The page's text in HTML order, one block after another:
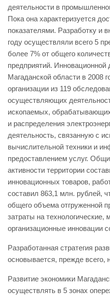
деятельности в
Пока она характеризуется
показателями. Разработку и
году осуществляли всего 5
более 7% от общего
предприятий. Инновационной
Магаданской области в 2008
организации из 119
осуществляющих
ископаемых,
и распределения
деятельность, связанную с
вычислительной техники и
предоставлением услуг.
активности территории
инновационных товаров,
составил 863,1 млн. рублей,
общего объема отгруженной
затраты на технологические,
организационные инновации
Разработанная стратегия
основывается, прежде всего,
Развитие экономики
осуществлять в 5 зонах